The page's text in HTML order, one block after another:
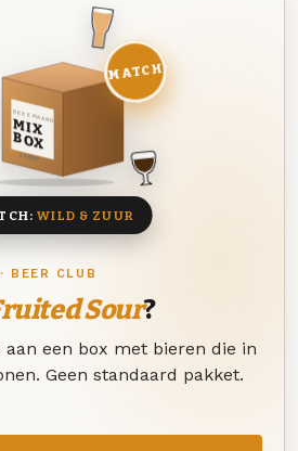
BEER CLUB
Sour?
aan een box met bieren die in
Geen standaard pakket.
DEZE MAAND
MIX
BOX
8 BIEREN
MATCH
WILD & ZUUR